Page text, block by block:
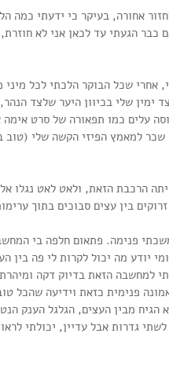
אחורה, בעיקר כי ידעתי כמה
כבר הגעתי עד לכאן אני לא
אחרי שכל הבוקר הלכתי לכל מיני
ימין שלי בכיוון היער שלצד
עלים כמו תפאורה של סרט
למאמץ הפיזי הקשה שלי (טוב
הרכבת הזאת, ולאט לאט נגלו
בין עצים סבוכים בתוך
פנימה. פתאום חלפה בי
יודע מה יכול לקרות לי פה בין
למחשבה הזאת בדיוק דקה
פנימית כזאת וידיעה שהכל
הגיח מבין העצים, הגלגל הענק
גדרות אבל עדיין, יכולתי